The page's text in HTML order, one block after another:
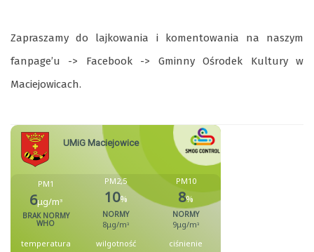
Zapraszamy do lajkowania i komentowania na naszym
fanpage’u -> Facebook -> Gminny Ośrodek Kultury w
Maciejowicach.